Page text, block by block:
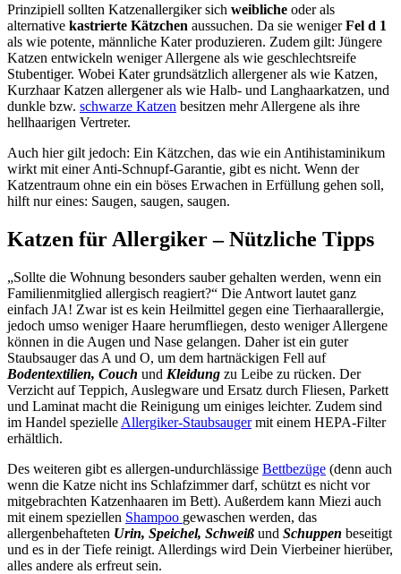
Prinzipiell sollten Katzenallergiker sich weibliche oder als
alternative kastrierte Kätzchen aussuchen. Da sie wenigerFel d 1
als wie potente, männliche Kater produzieren. Zudem gilt: Jüngere
Katzen entwickeln weniger Allergene als wie geschlechtsreife
Stubentiger. Wobei Kater grundsätzlich allergener als wie Katzen,
Kurzhaar Katzen allergener als wie Halb- und Langhaarkatzen, und
dunkle bzw. schwarze Katzen besitzen mehr Allergene als ihre
hellhaarigen Vertreter.
Auch hier gilt jedoch: Ein Kätzchen, das wie ein Antihistaminikum
wirkt mit einer Anti-Schnupf-Garantie, gibt es nicht. Wenn der
Katzentraum ohne ein ein böses Erwachen in Erfüllung gehen soll,
hilft nur eines: Saugen, saugen, saugen.
Katzen für Allergiker – Nützliche Tipps
„Sollte die Wohnung besonders sauber gehalten werden, wenn ein
Familienmitglied allergisch reagiert?“ Die Antwort lautet ganz
einfach JA! Zwar ist es kein Heilmittel gegen eine Tierhaarallergie,
jedoch umso weniger Haare herumfliegen, desto weniger Allergene
können in die Augen und Nase gelangen. Daher ist ein guter
Staubsauger das A und O, um dem hartnäckigen Fell auf
Bodentextilien, Couch und Kleidung zu Leibe zu rücken. Der
Verzicht auf Teppich, Auslegware und Ersatz durch Fliesen, Parkett
und Laminat macht die Reinigung um einiges leichter. Zudem sind
im Handel spezielle Allergiker-Staubsaugermit einem HEPA-Filter
erhältlich.
Des weiteren gibt es allergen-undurchlässige Bettbezüge (denn auch
wenn die Katze nicht ins Schlafzimmer darf, schützt es nicht vor
mitgebrachten Katzenhaaren im Bett). Außerdem kann Miezi auch
mit einem speziellen Shampoo gewaschen werden, das
allergenbehafteten Urin, Speichel, Schweiß und Schuppen beseitigt
und es in der Tiefe reinigt. Allerdings wird Dein Vierbeiner hierüber,
alles andere als erfreut sein.